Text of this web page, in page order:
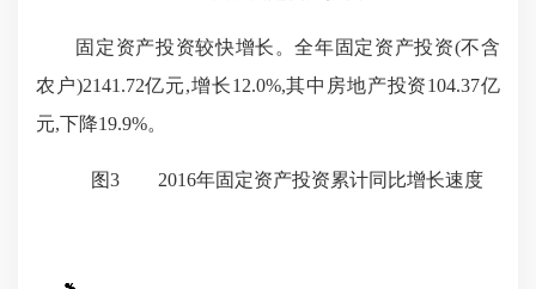
固定资产投资较快增长。全年固定资产投资(不含
农户)2141.72亿元,增长12.0%,其中房地产投资104.37亿
元,下降19.9%。
图3 2016年固定资产投资累计同比增长速度